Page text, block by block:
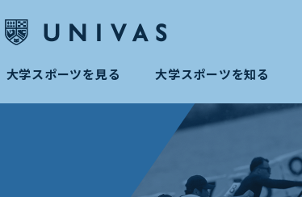
大学スポーツを見る 大学スポーツを知る